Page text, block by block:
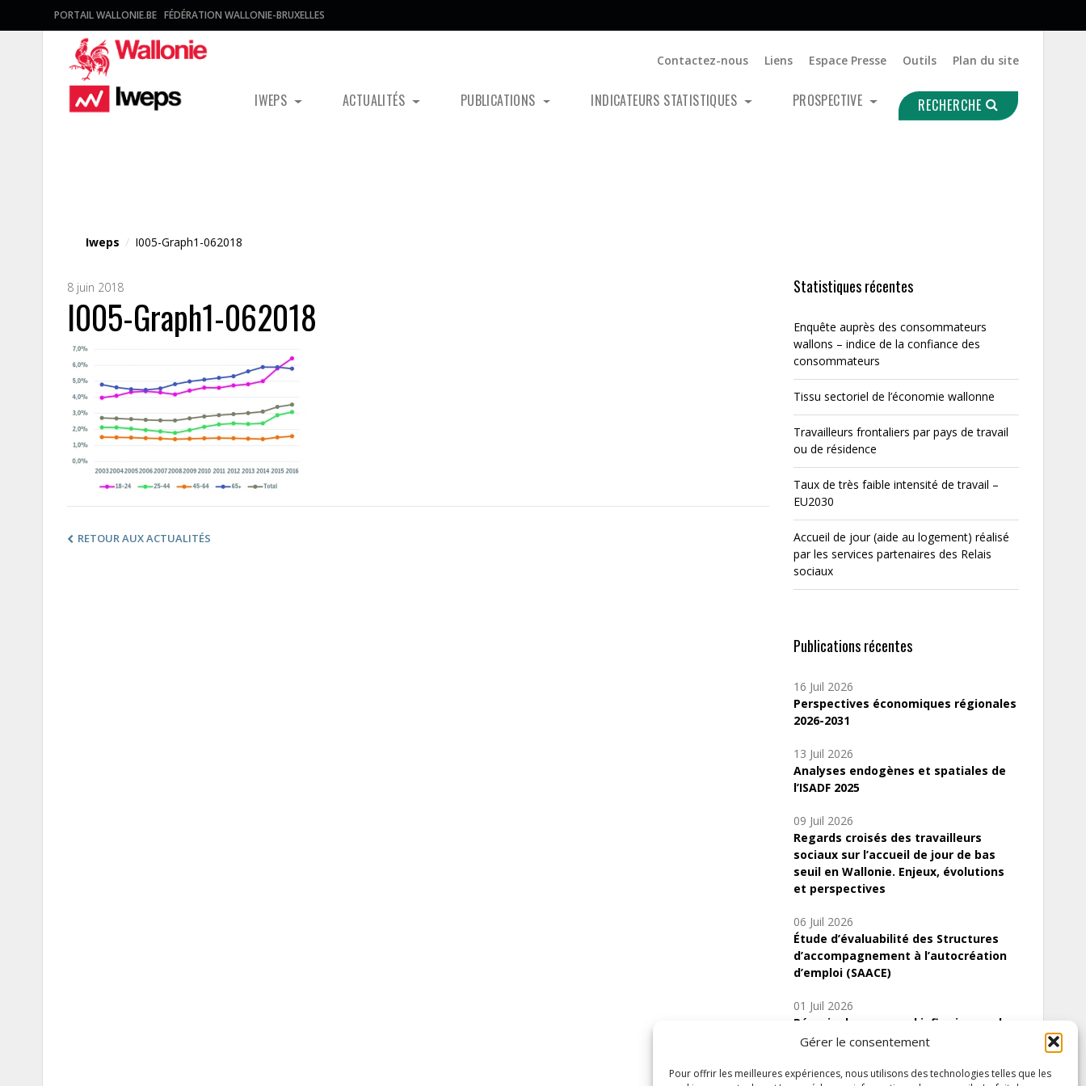
Gérer le consentement
Pour offrir les meilleures expériences, nous utilisons des technologies telles que les
PORTAIL WALLONIE.BE FÉDÉRATION WALLONIE-BRUXELLES
Contactez-nous Liens Espace Presse Outils Plan du site
IWEPS ACTUALITÉS PUBLICATIONS INDICATEURS STATISTIQUES PROSPECTIVE RECHERCHE
Iweps / I005-Graph1-062018
8 juin 2018
I005-Graph1-062018
RETOUR AUX ACTUALITÉS
Statistiques récentes
Enquête auprès des consommateurs
wallons – indice de la confiance des
consommateurs
Tissu sectoriel de l’économie wallonne
Travailleurs frontaliers par pays de travail
ou de résidence
Taux de très faible intensité de travail –
EU2030
Accueil de jour (aide au logement) réalisé
par les services partenaires des Relais
sociaux
Publications récentes
16 Juil 2026
Perspectives économiques régionales
2026-2031
13 Juil 2026
Analyses endogènes et spatiales de
l’ISADF 2025
09 Juil 2026
Regards croisés des travailleurs
sociaux sur l’accueil de jour de bas
seuil en Wallonie. Enjeux, évolutions
et perspectives
06 Juil 2026
Étude d’évaluabilité des Structures
d’accompagnement à l’autocréation
d’emploi (SAACE)
01 Juil 2026
Pénurie du personnel infirmier :quels
indicateurs d’offre de soins pour